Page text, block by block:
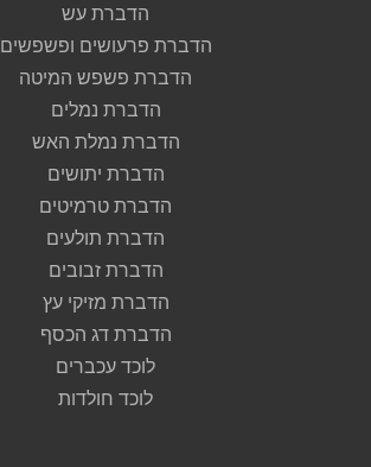
הדברת עש
הדברת פרעושים ופשפשים
הדברת פשפש המיטה
הדברת נמלים
הדברת נמלת האש
הדברת יתושים
הדברת טרמיטים
הדברת תולעים
הדברת זבובים
הדברת מזיקי עץ
הדברת דג הכסף
לוכד עכברים
לוכד חולדות